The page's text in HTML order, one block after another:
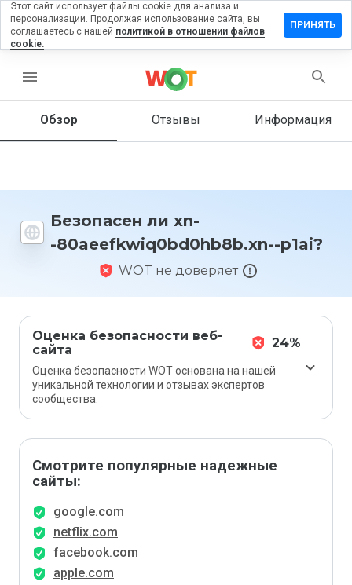
menu
Обзор Отзывы Информация
Безопасен ли xn-
-80aeefkwiq0bd0hb8b.xn--p1ai?
WOT не доверяет
Оценка безопасности веб-
сайта
24%
Оценка безопасности WOT основана на нашей
уникальной технологии и отзывах экспертов
сообщества.
Смотрите популярные надежные
сайты:
google.com
netflix.com
facebook.com
apple.com
на xn-
Как бы
этот
1 до 5?
Этот сайт использует файлы cookie для анализа и
персонализации. Продолжая использование сайта, вы
соглашаетесь с нашей политикой в отношении файлов
cookie.
ПРИНЯТЬ